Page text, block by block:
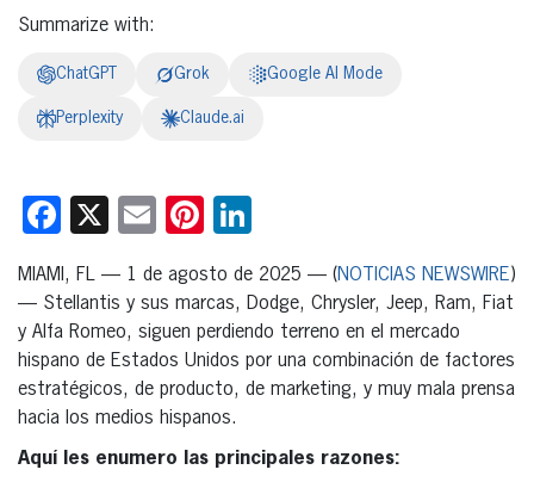
Summarize with:
ChatGPT Grok Google AI Mode
Perplexity Claude.ai
Facebook
X EmailPinterest
MIAMI, FL — 1 de agosto de 2025 — (NOTICIAS NEWSWIRE)
— Stellantis y sus marcas, Dodge, Chrysler, Jeep, Ram, Fiat
y Alfa Romeo, siguen perdiendo terreno en el mercado
hispano de Estados Unidos por una combinación de factores
estratégicos, de producto, de marketing, y muy mala prensa
hacia los medios hispanos.
Aquí les enumero las principales razones: